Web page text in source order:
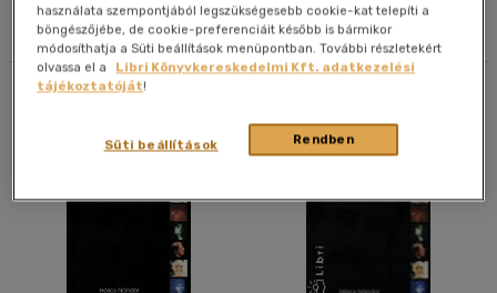
Szűrés Rendezés
Megjelenítés
20 db / oldal
Alkalmaz
használata szempontjából legszükségesebb cookie-kat telepíti a
böngészőjébe, de cookie-preferenciáit később is bármikor
módosíthatja a Süti beállítások menüpontban. További részletekért
olvassa el a
Libri Könyvkereskedelmi Kft. adatkezelési
tájékoztatóját!
Rendben
Süti beállítások